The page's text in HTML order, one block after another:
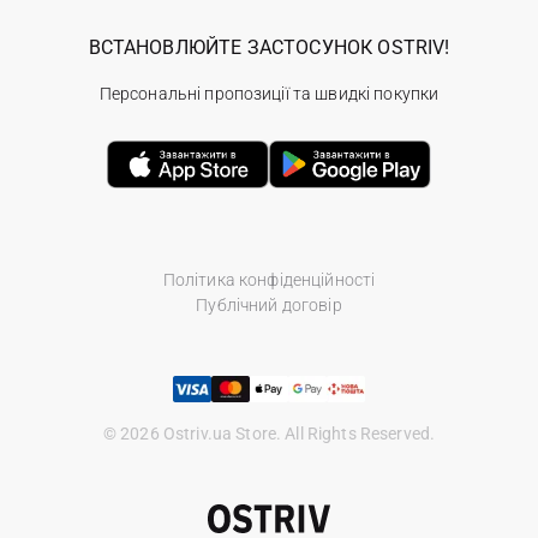
Політика конфіденційності
Публічний договір
© 2026 Ostriv.ua Store. All Rights Reserved.
ВСТАНОВЛЮЙТЕ ЗАСТОСУНОК OSTRIV!
Персональні пропозиції та швидкі покупки